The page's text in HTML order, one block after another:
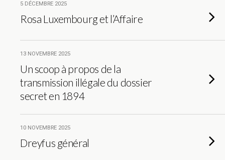
5 DÉCEMBRE 2025
Rosa Luxembourg et l’Affaire
13 NOVEMBRE 2025
Un scoop à propos de la
transmission illégale du dossier
secret en 1894
10 NOVEMBRE 2025
Dreyfus général